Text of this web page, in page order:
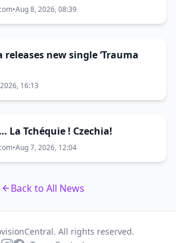
•Aug 8, 2026, 08:39
releases new single ‘Trauma
16:13
La Tchéquie ! Czechia!
•Aug 7, 2026, 12:04
Back to All News
All rights reserved.